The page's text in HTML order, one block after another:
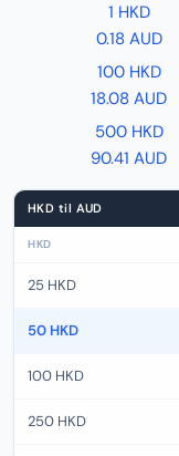
1 HKD
0.18 AUD
100 HKD
18.08 AUD
500 HKD
90.41 AUD
HKD til AUD
HKD
25 HKD
50 HKD
100 HKD
250 HKD